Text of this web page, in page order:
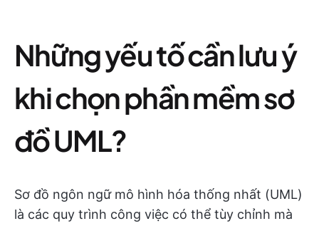
Những yếu tố cần lưu ý
khi chọn phần mềm sơ
đồ UML?
Sơ đồ ngôn ngữ mô hình hóa thống nhất (UML)
là các quy trình công việc có thể tùy chỉnh mà